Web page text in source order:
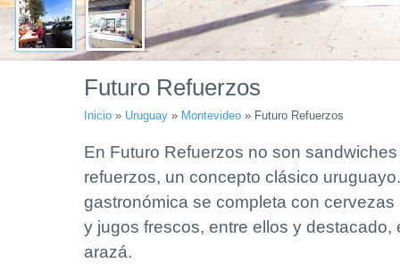
Futuro Refuerzos
Inicio » Uruguay » Montevideo » Futuro Refuerzos
En Futuro Refuerzos no son
refuerzos, un concepto clásico
gastronómica se completa con
y jugos frescos, entre ellos y destacado,
arazá.